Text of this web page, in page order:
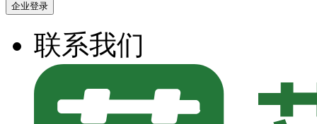
企业登录
联系我们